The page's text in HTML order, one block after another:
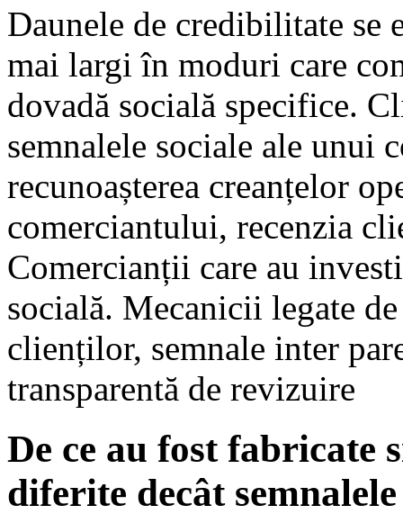
Daunele de credibilitate
mai largi în moduri care
dovadă socială specifice.
semnalele sociale ale unui
recunoașterea creanțelor
comerciantului, recenzia
Comercianții care au
socială. Mecanicii legate
clienților, semnale inter
transparentă de revizuire
De ce au fost fabricate
diferite decât